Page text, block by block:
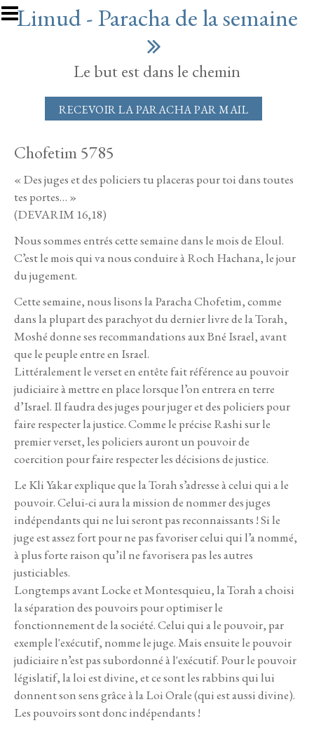
Aller au contenu principal
Limud - Paracha de la semaine
Le but est dans le chemin
RECEVOIR LA PARACHA PAR MAIL
Chofetim 5785
« Des juges et des policiers tu placeras pour toi dans toutes
tes portes… »
(DEVARIM 16,18)
Nous sommes entrés cette semaine dans le mois de Eloul.
C’est le mois qui va nous conduire à Roch Hachana, le jour
du jugement.
Cette semaine, nous lisons la Paracha Chofetim, comme
dans la plupart des parachyot du dernier livre de la Torah,
Moshé donne ses recommandations aux Bné Israel, avant
que le peuple entre en Israel.
Littéralement le verset en entête fait référence au pouvoir
judiciaire à mettre en place lorsque l’on entrera en terre
d’Israel. Il faudra des juges pour juger et des policiers pour
faire respecter la justice. Comme le précise Rashi sur le
premier verset, les policiers auront un pouvoir de
coercition pour faire respecter les décisions de justice.
Le Kli Yakar explique que la Torah s’adresse à celui qui a le
pouvoir. Celui-ci aura la mission de nommer des juges
indépendants qui ne lui seront pas reconnaissants ! Si le
juge est assez fort pour ne pas favoriser celui qui l’a nommé,
à plus forte raison qu’il ne favorisera pas les autres
justiciables.
Longtemps avant Locke et Montesquieu, la Torah a choisi
la séparation des pouvoirs pour optimiser le
fonctionnement de la société. Celui qui a le pouvoir, par
exemple l'exécutif, nomme le juge. Mais ensuite le pouvoir
judiciaire n’est pas subordonné à l'exécutif. Pour le pouvoir
législatif, la loi est divine, et ce sont les rabbins qui lui
donnent son sens grâce à la Loi Orale (qui est aussi divine).
Les pouvoirs sont donc indépendants !